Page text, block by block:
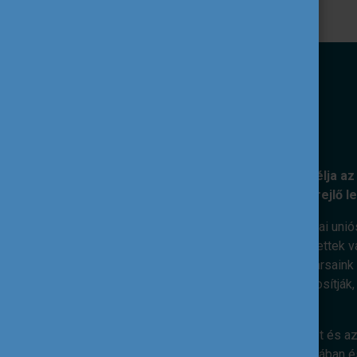
A Tempus Közalapítvány kiemelt célja
nemzetközi együttműködéseiben rejlő
Ennek érdekében feladatunk az európai
szakpolitikai célok mentén. Elkötelezettek
megvalósításáért dolgoznak.
kiterjedt nemzetközi kapcsolatai
Hiszünk abban, hogy az ifjúsági terület